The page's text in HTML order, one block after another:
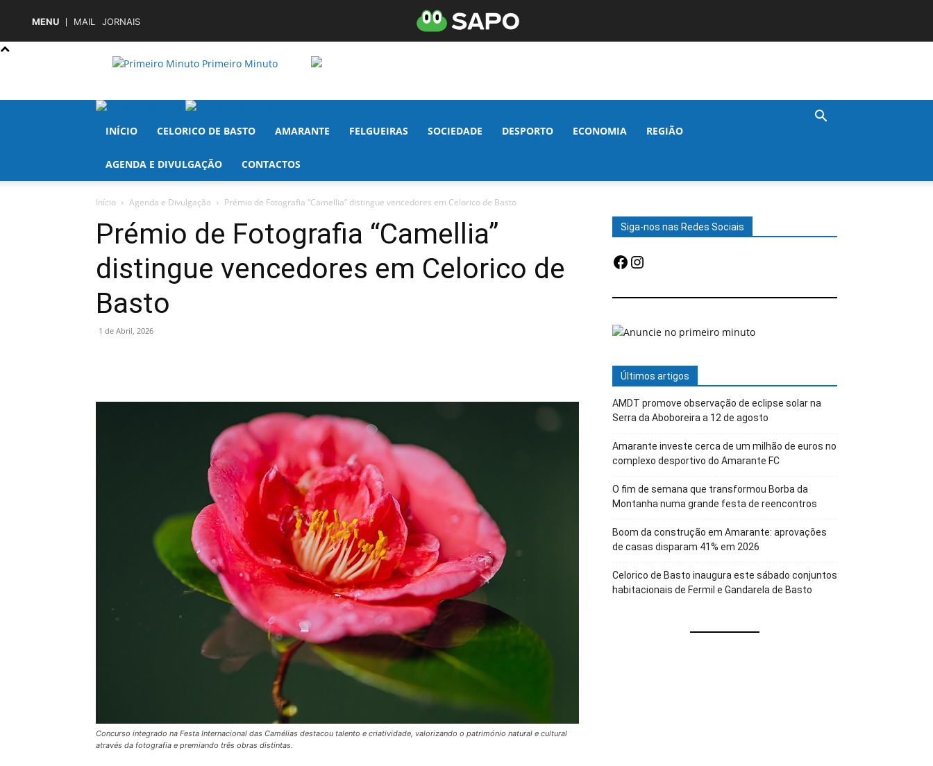
MENU MAIL JORNAIS
Primeiro Minuto
INÍCIO CELORICO DE BASTO AMARANTE FELGUEIRAS SOCIEDADE DESPORTO ECONOMIA REGIÃO
AGENDA E DIVULGAÇÃO CONTACTOS
Início Agenda e Divulgação Prémio de Fotografia “Camellia” distingue vencedores em Celorico de Basto
Prémio de Fotografia “Camellia”
distingue vencedores em Celorico de
Basto
1 de Abril, 2026
Concurso integrado na Festa Internacional das Camélias destacou talento e criatividade, valorizando o património natural e cultural
através da fotografia e premiando três obras distintas.
Siga-nos nas Redes Sociais
Facebook
Instagram
Últimos artigos
AMDT promove observação de eclipse solar na
Serra da Aboboreira a 12 de agosto
Amarante investe cerca de um milhão de euros no
complexo desportivo do Amarante FC
O fim de semana que transformou Borba da
Montanha numa grande festa de reencontros
Boom da construção em Amarante: aprovações
de casas disparam 41% em 2026
Celorico de Basto inaugura este sábado conjuntos
habitacionais de Fermil e Gandarela de Basto